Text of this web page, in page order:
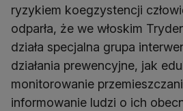
ryzykiem koegzystencji
odparła, że we włoskim
działa specjalna grupa
działania prewencyjne, jak
monitorowanie
informowanie ludzi o ich